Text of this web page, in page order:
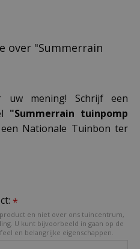
over "Summerrain
uw mening! Schrijf een
"Summerrain tuinpomp
Nationale Tuinbon ter
*
en niet over ons tuincentrum,
U kunt bijvoorbeeld in gaan op de
en belangrijke eigenschappen.